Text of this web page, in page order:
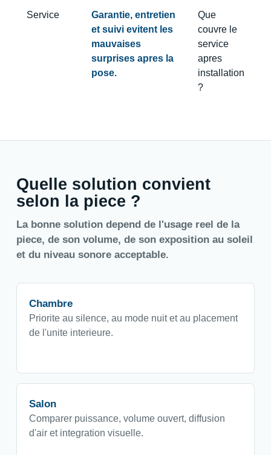
Service
Garantie, entretien
et suivi evitent les
mauvaises
surprises apres la
pose.
Que
couvre le
service
apres
installation
?
Quelle solution convient
selon la piece ?
La bonne solution depend de l'usage reel de la
piece, de son volume, de son exposition au soleil
et du niveau sonore acceptable.
Chambre
Priorite au silence, au mode nuit et au placement
de l'unite interieure.
Salon
Comparer puissance, volume ouvert, diffusion
d'air et integration visuelle.